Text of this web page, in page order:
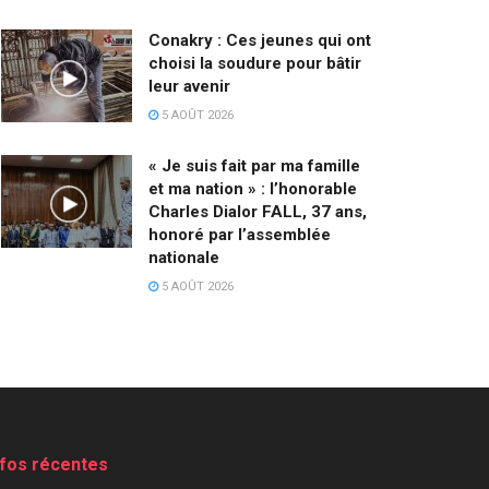
Conakry : Ces jeunes qui ont
choisi la soudure pour bâtir
leur avenir
5 AOÛT 2026
« Je suis fait par ma famille
et ma nation » : l’honorable
Charles Dialor FALL, 37 ans,
honoré par l’assemblée
nationale
5 AOÛT 2026
récentes